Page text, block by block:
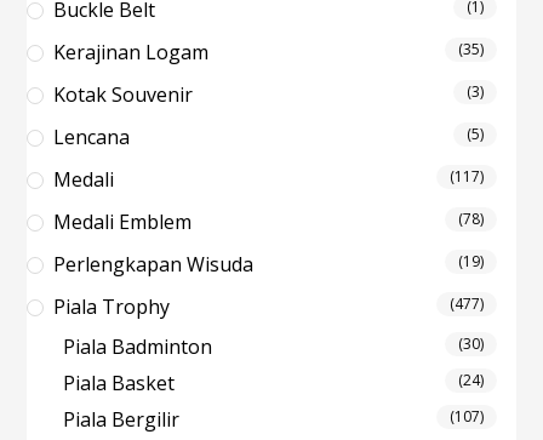
Buckle Belt (1)
Kerajinan Logam (35)
Kotak Souvenir (3)
Lencana (5)
Medali (117)
Medali Emblem (78)
Perlengkapan Wisuda (19)
Piala Trophy (477)
Piala Badminton (30)
Piala Basket (24)
Piala Bergilir (107)